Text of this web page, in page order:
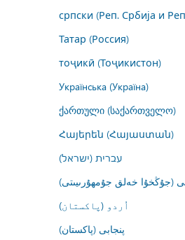
српски (Реп. Србија и
Татар (Россия)
тоҷикӣ (Тоҷикистон)
Українська (Україна)
ქართული (საქართველო)
Հայերեն (Հայաստան)
עברית (ישראל)
(جۇڭخۇا خەلق جۇمھۇرىيىتى)
اُردو (پاکستان)
پنجابی (پاکستان)